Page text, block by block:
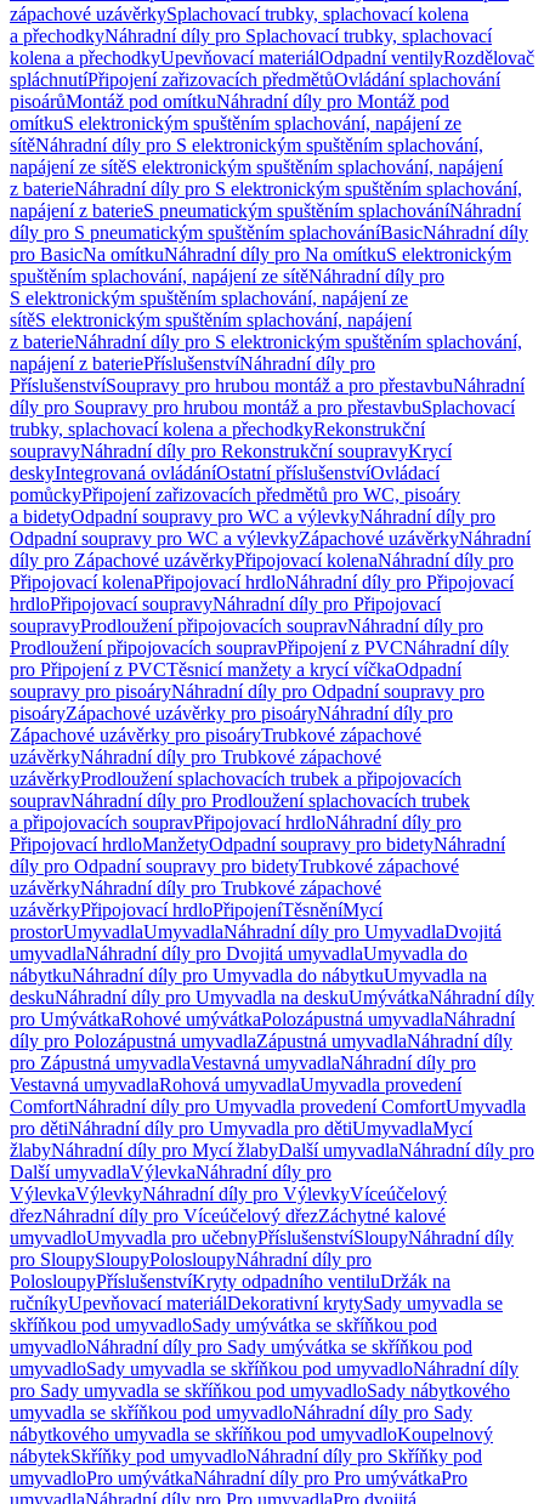
zápachové uzávěrkySplachovací trubky, splachovací kolena
a přechodkyNáhradní díly pro Splachovací trubky, splachovací
kolena a přechodkyUpevňovací materiálOdpadní ventilyRozdělovač
spláchnutíPřipojení zařizovacích předmětůOvládání splachování
pisoárůMontáž pod omítkuNáhradní díly pro Montáž pod
omítkuS elektronickým spuštěním splachování, napájení ze
sítěNáhradní díly pro S elektronickým spuštěním splachování,
napájení ze sítěS elektronickým spuštěním splachování, napájení
z baterieNáhradní díly pro S elektronickým spuštěním splachování,
napájení z baterieS pneumatickým spuštěním splachováníNáhradní
díly pro S pneumatickým spuštěním splachováníBasicNáhradní díly
pro BasicNa omítkuNáhradní díly pro Na omítkuS elektronickým
spuštěním splachování, napájení ze sítěNáhradní díly pro
S elektronickým spuštěním splachování, napájení ze
sítěS elektronickým spuštěním splachování, napájení
z baterieNáhradní díly pro S elektronickým spuštěním splachování,
napájení z bateriePříslušenstvíNáhradní díly pro
PříslušenstvíSoupravy pro hrubou montáž a pro přestavbuNáhradní
díly pro Soupravy pro hrubou montáž a pro přestavbuSplachovací
trubky, splachovací kolena a přechodkyRekonstrukční
soupravyNáhradní díly pro Rekonstrukční soupravyKrycí
deskyIntegrovaná ovládáníOstatní příslušenstvíOvládací
pomůckyPřipojení zařizovacích předmětů pro WC, pisoáry
a bidetyOdpadní soupravy pro WC a výlevkyNáhradní díly pro
Odpadní soupravy pro WC a výlevkyZápachové uzávěrkyNáhradní
díly pro Zápachové uzávěrkyPřipojovací kolenaNáhradní díly pro
Připojovací kolenaPřipojovací hrdloNáhradní díly pro Připojovací
hrdloPřipojovací soupravyNáhradní díly pro Připojovací
soupravyProdloužení připojovacích soupravNáhradní díly pro
Prodloužení připojovacích soupravPřipojení z PVCNáhradní díly
pro Připojení z PVCTěsnicí manžety a krycí víčkaOdpadní
soupravy pro pisoáryNáhradní díly pro Odpadní soupravy pro
pisoáryZápachové uzávěrky pro pisoáryNáhradní díly pro
Zápachové uzávěrky pro pisoáryTrubkové zápachové
uzávěrkyNáhradní díly pro Trubkové zápachové
uzávěrkyProdloužení splachovacích trubek a připojovacích
soupravNáhradní díly pro Prodloužení splachovacích trubek
a připojovacích soupravPřipojovací hrdloNáhradní díly pro
Připojovací hrdloManžetyOdpadní soupravy pro bidetyNáhradní
díly pro Odpadní soupravy pro bidetyTrubkové zápachové
uzávěrkyNáhradní díly pro Trubkové zápachové
uzávěrkyPřipojovací hrdloPřipojeníTěsněníMycí
prostorUmyvadlaUmyvadlaNáhradní díly pro UmyvadlaDvojitá
umyvadlaNáhradní díly pro Dvojitá umyvadlaUmyvadla do
nábytkuNáhradní díly pro Umyvadla do nábytkuUmyvadla na
deskuNáhradní díly pro Umyvadla na deskuUmývátkaNáhradní díly
pro UmývátkaRohové umývátkaPolozápustná umyvadlaNáhradní
díly pro Polozápustná umyvadlaZápustná umyvadlaNáhradní díly
pro Zápustná umyvadlaVestavná umyvadlaNáhradní díly pro
Vestavná umyvadlaRohová umyvadlaUmyvadla provedení
ComfortNáhradní díly pro Umyvadla provedení ComfortUmyvadla
pro dětiNáhradní díly pro Umyvadla pro dětiUmyvadlaMycí
žlabyNáhradní díly pro Mycí žlabyDalší umyvadlaNáhradní díly pro
Další umyvadlaVýlevkaNáhradní díly pro
VýlevkaVýlevkyNáhradní díly pro VýlevkyVíceúčelový
dřezNáhradní díly pro Víceúčelový dřezZáchytné kalové
umyvadloUmyvadla pro učebnyPříslušenstvíSloupyNáhradní díly
pro SloupySloupyPolosloupyNáhradní díly pro
PolosloupyPříslušenstvíKryty odpadního ventiluDržák na
ručníkyUpevňovací materiálDekorativní krytySady umyvadla se
skříňkou pod umyvadloSady umývátka se skříňkou pod
umyvadloNáhradní díly pro Sady umývátka se skříňkou pod
umyvadloSady umyvadla se skříňkou pod umyvadloNáhradní díly
pro Sady umyvadla se skříňkou pod umyvadloSady nábytkového
umyvadla se skříňkou pod umyvadloNáhradní díly pro Sady
nábytkového umyvadla se skříňkou pod umyvadloKoupelnový
nábytekSkříňky pod umyvadloNáhradní díly pro Skříňky pod
umyvadloPro umývátkaNáhradní díly pro Pro umývátkaPro
umyvadlaNáhradní díly pro Pro umyvadlaPro dvojitá